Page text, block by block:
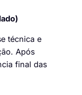
técnica e
Após
final das